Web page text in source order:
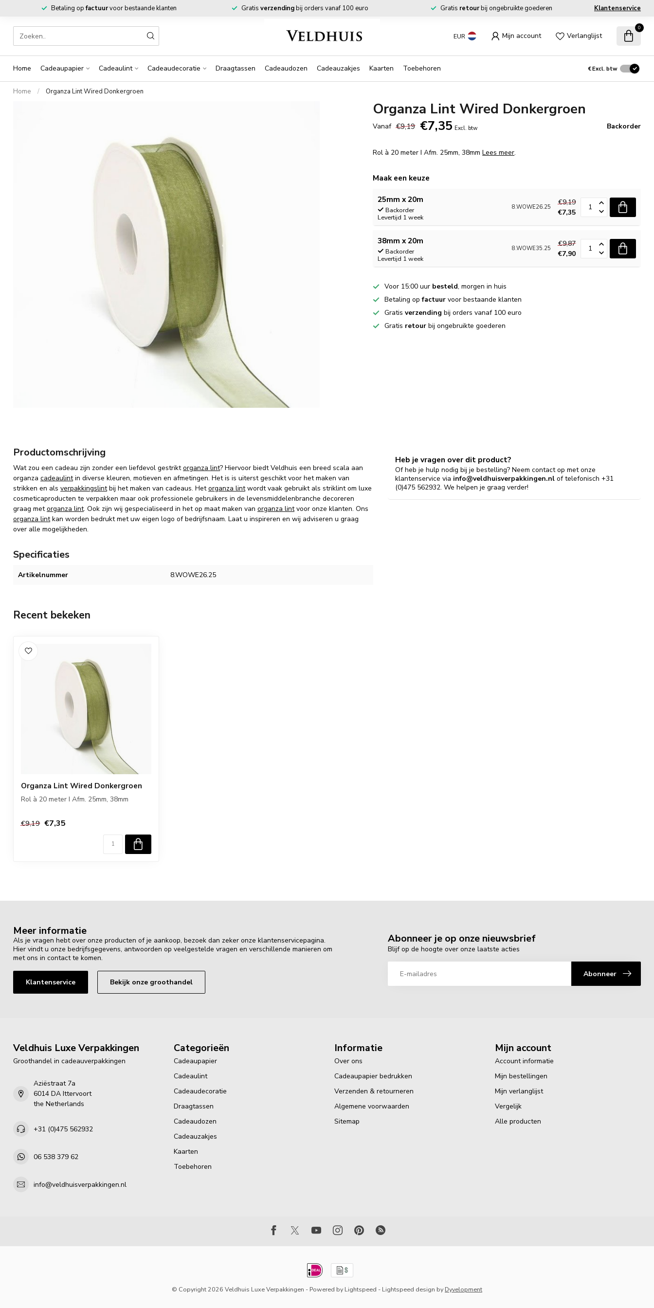
Betaling opfactuurvoor bestaande klanten Gratis verzendingbij orders vanaf 100 euro Gratis retourbij ongebruikte goederen Klantenservice
EUR Mijn account Verlanglijst
0
Home Cadeaupapier Cadeaulint Cadeaudecoratie Draagtassen Cadeaudozen Cadeauzakjes Kaarten Toebehoren €Excl. btw
Home / Organza Lint Wired Donkergroen
Organza Lint Wired Donkergroen
Vanaf €9,19 €7,35 Excl. btw Backorder
Rol à 20 meter I Afm. 25mm, 38mmLees meer.
Maak een keuze
25mm x 20m
Backorder
Levertijd 1 week
8.WOWE26.25
€9,19
€7,35
38mm x 20m
Backorder
Levertijd 1 week
8.WOWE35.25
€9,87
€7,90
Voor 15:00 uur besteld, morgen in huis
Betaling opfactuur voor bestaande klanten
Gratisverzending bij orders vanaf 100 euro
Gratis retour bij ongebruikte goederen
Productomschrijving
Wat zou een cadeau zijn zonder een liefdevol gestriktorganza lint? Hiervoor biedt Veldhuis een breed scala aan
organza cadeaulintin diverse kleuren, motieven en afmetingen. Het is is uiterst geschikt voor het maken van
strikken en als verpakkingslintbij het maken van cadeaus. Hetorganza lintwordt vaak gebruikt als striklint om luxe
cosmeticaproducten te verpakken maar ook professionele gebruikers in de levensmiddelenbranche decoreren
graag metorganza lint. Ook zijn wij gespecialiseerd in het op maat maken van organza lintvoor onze klanten. Ons
organza lintkan worden bedrukt met uw eigen logo of bedrijfsnaam. Laat u inspireren en wij adviseren u graag
over alle mogelijkheden.
Specificaties
Artikelnummer 8.WOWE26.25
Heb je vragen over dit product?
Of heb je hulp nodig bij je bestelling? Neem contact op met onze
klantenservice via info@veldhuisverpakkingen.nl of telefonisch +31
(0)475 562932. We helpen je graag verder!
Recent bekeken
Organza Lint Wired Donkergroen
Rol à 20 meter I Afm. 25mm, 38mm
€9,19 €7,35
Meer informatie
Als je vragen hebt over onze producten of je aankoop, bezoek dan zeker onze klantenservicepagina.
Hier vindt u onze bedrijfsgegevens, antwoorden op veelgestelde vragen en verschillende manieren om
met ons in contact te komen.
Klantenservice Bekijk onze groothandel
Abonneer je op onze nieuwsbrief
Blijf op de hoogte over onze laatste acties
Abonneer
Veldhuis Luxe Verpakkingen
Groothandel in cadeauverpakkingen
Aziëstraat 7a
6014 DA Ittervoort
the Netherlands
+31 (0)475 562932
06 538 379 62
info@veldhuisverpakkingen.nl
Categorieën
Cadeaupapier
Cadeaulint
Cadeaudecoratie
Draagtassen
Cadeaudozen
Cadeauzakjes
Kaarten
Toebehoren
Informatie
Over ons
Cadeaupapier bedrukken
Verzenden & retourneren
Algemene voorwaarden
Sitemap
Mijn account
Account informatie
Mijn bestellingen
Mijn verlanglijst
Vergelijk
Alle producten
© Copyright 2026 Veldhuis Luxe Verpakkingen - Powered byLightspeed - Lightspeed design byDyvelopment